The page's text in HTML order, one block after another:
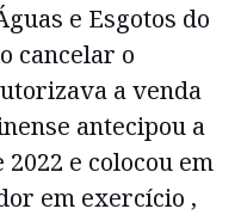
e Esgotos do
cancelar o
a venda
antecipou a
e colocou em
em exercício ,